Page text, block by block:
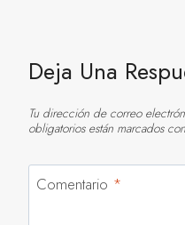
Entradas
Deja Una
Tu dirección de correo
obligatorios están marcados con
Comentario *